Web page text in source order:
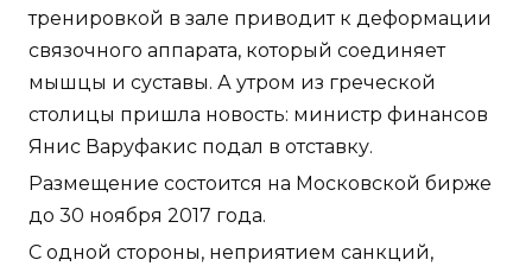
тренировкой в зале приводит к деформации
связочного аппарата, который соединяет
мышцы и суставы. А утром из греческой
столицы пришла новость: министр финансов
Янис Варуфакис подал в отставку.
Размещение состоится на Московской бирже
до 30 ноября 2017 года.
С одной стороны, неприятием санкций,